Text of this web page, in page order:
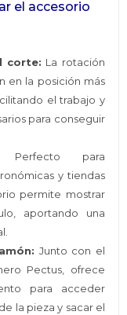
el accesorio
corte: La rotación
en la posición más
el trabajo y
para conseguir
para
y tiendas
permite mostrar
aportando una
Junto con el
Pectus, ofrece
para acceder
la pieza y sacar el